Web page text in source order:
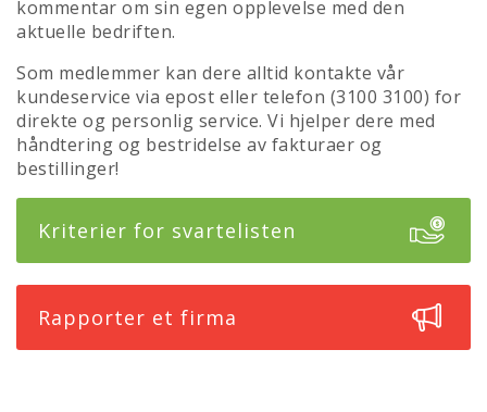
kommentar om sin egen opplevelse med den
aktuelle bedriften.
Som medlemmer kan dere alltid kontakte vår
kundeservice via epost eller telefon (3100 3100) for
direkte og personlig service. Vi hjelper dere med
håndtering og bestridelse av fakturaer og
bestillinger!
Kriterier for svartelisten
Rapporter et firma